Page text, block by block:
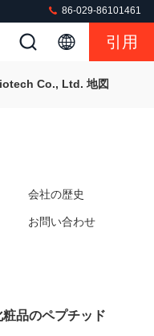
86-029-86101461
引用
Co., Ltd. 地図
会社の歴史
お問い合わせ
粧品のペプチッド